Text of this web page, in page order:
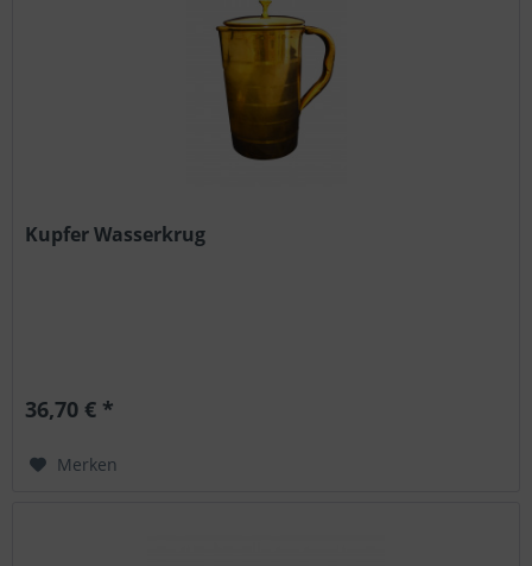
Kupfer Wasserkrug
36,70 € *
Merken